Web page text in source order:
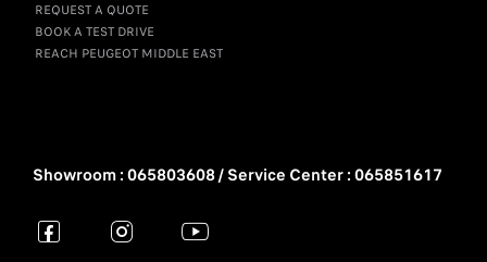
REQUEST A QUOTE
BOOK A TEST DRIVE
REACH PEUGEOT MIDDLE EAST
Showroom : 065803608 / Service Center : 065851617